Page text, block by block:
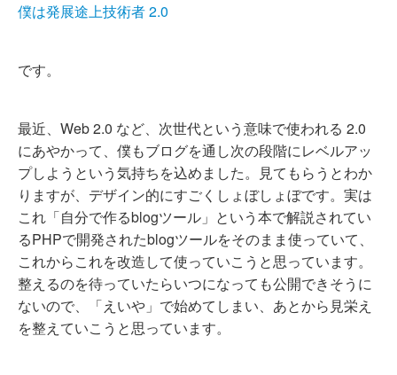
僕は発展途上技術者 2.0
です。
最近、Web 2.0 など、次世代という意味で使われる 2.0
にあやかって、僕もブログを通し次の段階にレベルアッ
プしようという気持ちを込めました。見てもらうとわか
りますが、デザイン的にすごくしょぼしょぼです。実は
これ「自分で作るblogツール」という本で解説されてい
るPHPで開発されたblogツールをそのまま使っていて、
これからこれを改造して使っていこうと思っています。
整えるのを待っていたらいつになっても公開できそうに
ないので、「えいや」で始めてしまい、あとから見栄え
を整えていこうと思っています。